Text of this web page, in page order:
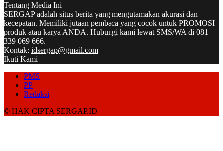
Tentang Media Ini
SERGAP adalah situs berita yang mengutamakan akurasi dan
kecepatan. Memiliki jutaan pembaca yang cocok untuk PROMOSI
produk atau karya ANDA. Hubungi kami lewat SMS/WA di 081
339 069 666.
Kontak: idsergap@gmail.com
Ikuti Kami
PMS
PP
Redaksi
© HAK CIPTA SERGAP.ID